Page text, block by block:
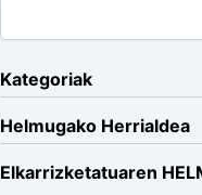
Kategoriak
Helmugako Herrialdea
Elkarrizketatuaren